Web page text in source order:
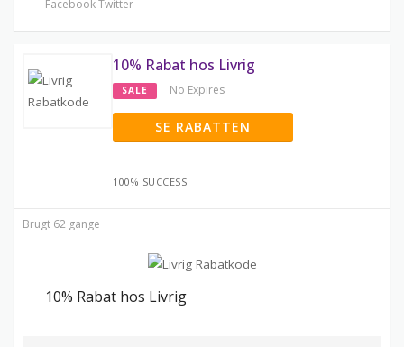
FacebookTwitter
10% Rabat hos Livrig
SALE No Expires
SE RABATTEN
100% SUCCESS
Brugt 62 gange
10% Rabat hos Livrig